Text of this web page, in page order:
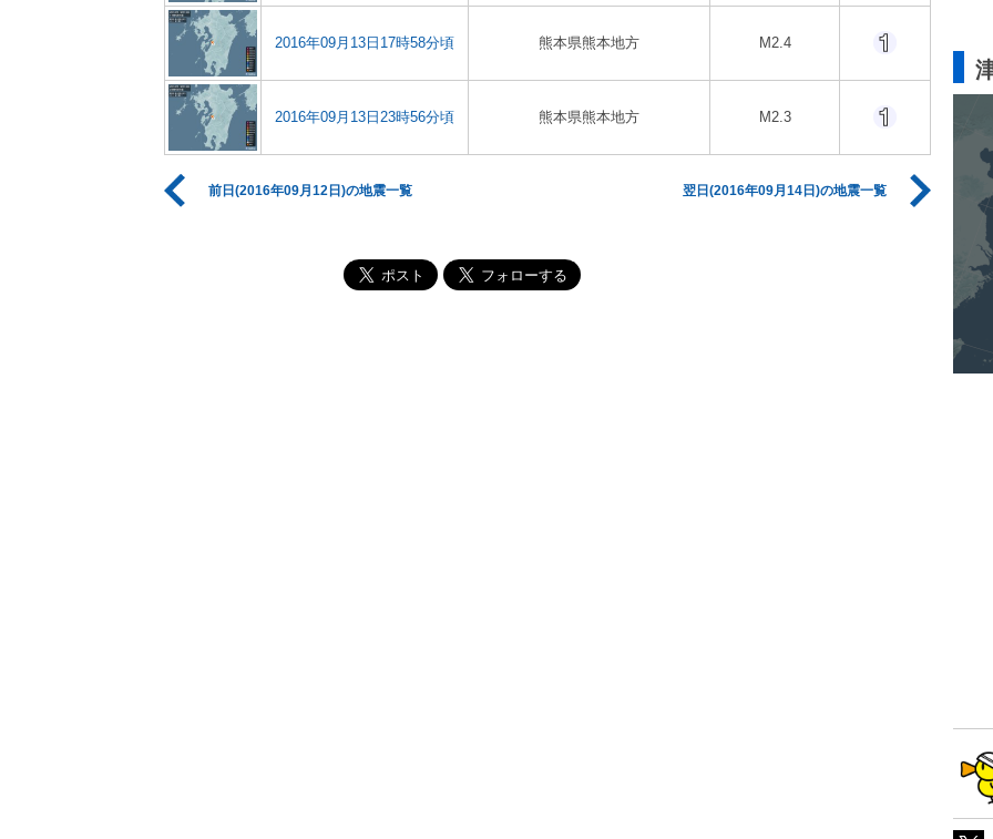
2016年09月13日17時58分頃 熊本県熊本地方 M2.4
2016年09月13日23時56分頃 熊本県熊本地方 M2.3
前日(2016年09月12日)の地震一覧 翌日(2016年09月14日)の地震一覧